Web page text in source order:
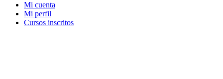
Mi cuenta
Mi perfil
Cursos inscritos